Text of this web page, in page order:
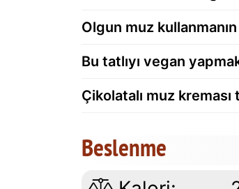
Olgun muz
Bu tatlıyı vegan
Çikolatalı muz
Beslenme